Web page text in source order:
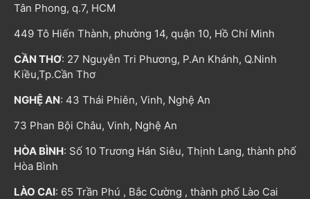
Tân Phong, q.7, HCM
449 Tô Hiến Thành, phường 14, quận 10, Hồ Chí Minh
CẦN THƠ: 27 Nguyễn Tri Phương, P.An Khánh, Q.Ninh
Kiều,Tp.Cần Thơ
NGHỆ AN: 43 Thái Phiên, Vinh, Nghệ An
73 Phan Bội Châu, Vinh, Nghệ An
HÒA BÌNH: Số 10 Trương Hán Siêu, Thịnh Lang, thành phố
Hòa Bình
LÀO CAI: 65 Trần Phú , Bắc Cường , thành phố Lào Cai